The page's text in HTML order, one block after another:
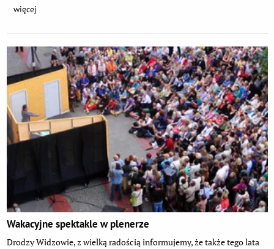
więcej
Wakacyjne spektakle w plenerze
Drodzy Widzowie, z wielką radością informujemy, że także tego lata